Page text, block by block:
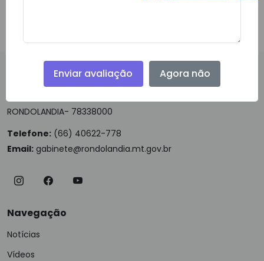
RONDOLANDIA- 78338000
Telefone: (66) 40622-778
Email: gabinete@rondolandia.mt.gov.br
Navegação
Notícias
Vídeos
Enviar avaliação Agora não